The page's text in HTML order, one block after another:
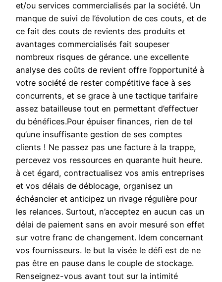
et/ou services commercialisés par la société. Un
manque de suivi de l’évolution de ces couts, et de
ce fait des couts de revients des produits et
avantages commercialisés fait soupeser
nombreux risques de gérance. une excellente
analyse des coûts de revient offre l’opportunité à
votre société de rester compétitive face à ses
concurrents, et se grace à une tactique tarifaire
assez batailleuse tout en permettant d’effectuer
du bénéfices.Pour épuiser finances, rien de tel
qu’une insuffisante gestion de ses comptes
clients ! Ne passez pas une facture à la trappe,
percevez vos ressources en quarante huit heure.
à cet égard, contractualisez vos amis entreprises
et vos délais de déblocage, organisez un
échéancier et anticipez un rivage régulière pour
les relances. Surtout, n’acceptez en aucun cas un
délai de paiement sans en avoir mesuré son effet
sur votre franc de changement. Idem concernant
vos fournisseurs. le but la visée le défi est de ne
pas être en pause dans le couple de stockage.
Renseignez-vous avant tout sur la intimité